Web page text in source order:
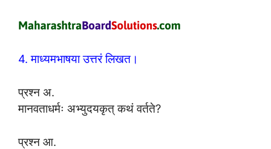
4. माध्यमभाषया उत्तरं लिखत।
प्रश्न अ.
मानवताधर्मः अभ्युदयकृत् कथं वर्तते?
प्रश्न आ.